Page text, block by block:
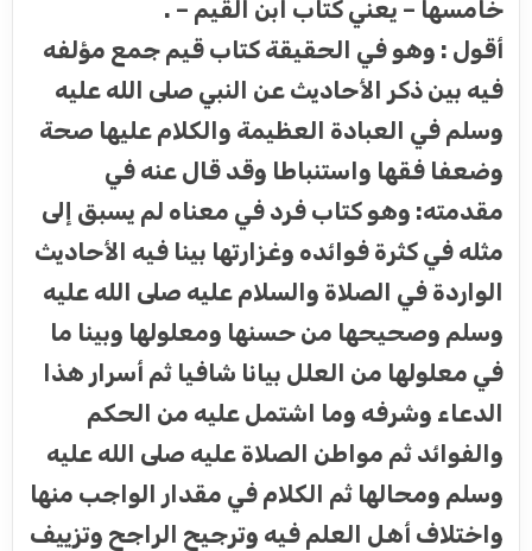
خامسها – يعني كتاب ابن القيم – .
أقول : وهو في الحقيقة كتاب قيم جمع مؤلفه
فيه بين ذكر الأحاديث عن النبي صلى الله عليه
وسلم في العبادة العظيمة والكلام عليها صحة
وضعفا فقها واستنباطا وقد قال عنه في
مقدمته: وهو كتاب فرد في معناه لم يسبق إلى
مثله في كثرة فوائده وغزارتها بينا فيه الأحاديث
الواردة في الصلاة والسلام عليه صلى الله عليه
وسلم وصحيحها من حسنها ومعلولها وبينا ما
في معلولها من العلل بيانا شافيا ثم أسرار هذا
الدعاء وشرفه وما اشتمل عليه من الحكم
والفوائد ثم مواطن الصلاة عليه صلى الله عليه
وسلم ومحالها ثم الكلام في مقدار الواجب منها
واختلاف أهل العلم فيه وترجيح الراجح وتزييف